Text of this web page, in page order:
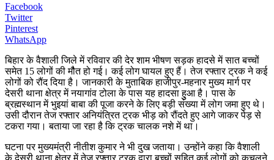
Facebook
Twitter
Pinterest
WhatsApp
बिहार के वैशाली जिले में रविवार की देर शाम भीषण सड़क हादसे में सात बच्चों
समेत 15 लोगों की मौैत हो गई। कई लोग घायल हुए हैं। तेज रफ्तार ट्रक ने कई
लोगों को रौंद दिया है। जानकारी के मुताबिक हाजीपुर-महनार मुख्य मार्ग पर
देसरी थाना क्षेत्र में नयागांव टोला के पास यह हादसा हुुआ है। पास के
ब्रह्मस्थान में भुइयां बाबा की पूजा करने के लिए बड़ी संख्या में लोग जमा हुए थे।
उसी दौरान तेज रफ्तार अनियंत्रित ट्रक भीड़ को रौंदते हुए आगे जाकर पेड़ से
टकरा गया। बताया जा रहा है कि ट्रक चालक नशे में था।
घटना पर मुख्यमंत्री नीतीश कुमार ने भी दुख जताया। उन्होंने कहा कि वैशाली
के देसरी थाना क्षेत्र में तेज रफ्तार ट्रक द्वारा बच्चों सहित कई लोगों को कुचलने